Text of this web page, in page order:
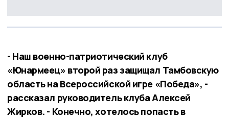
- Наш военно-патриотический клуб
«Юнармеец» второй раз защищал Тамбовскую
область на Всероссийской игре «Победа», -
рассказал руководитель клуба Алексей
Жирков. - Конечно, хотелось попасть в